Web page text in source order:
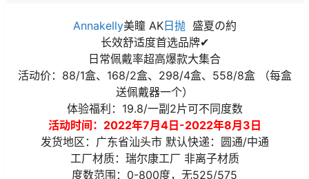
Annakelly美瞳 AK日抛盛夏の約
长效舒适度首选品牌✔
日常佩戴率超高爆款大集合
活动价：88/1盒、168/2盒、298/4盒、558/8盒 （每盒
送佩戴器一个）
体验福利：19.8/一副2片可不同度数
活动时间：2022年7月4日-2022年8月3日
发货地区：广东省汕头市 默认快递：圆通/中通
工厂材质：瑞尔康工厂 非离子材质
度数范围：0-800度，无525/575